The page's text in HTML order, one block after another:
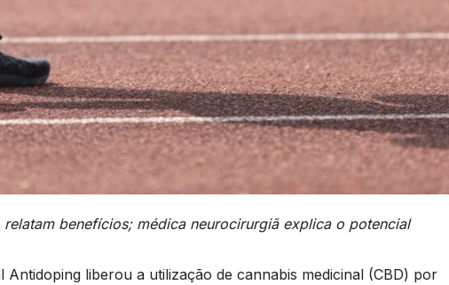
benefícios; médica neurocirurgiã explica o potencial
Antidoping liberou a utilização de cannabis medicinal (CBD) por